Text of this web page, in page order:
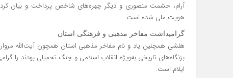
آرام، حشمت منصوری و دیگر چهره‌های شاخص پرداخت و بیان
هویت ملی شده است.
گرامیداشت مفاخر مذهبی و فرهنگی استان
هلشی همچنین یاد و نام مفاخر مذهبی استان همچون آیت‌الله
بزنگاه‌های تاریخی به‌ویژه انقلاب اسلامی و جنگ تحمیلی بودند را
ایلام است.